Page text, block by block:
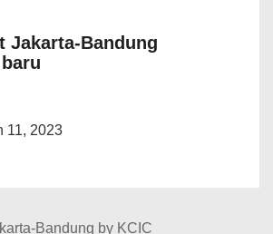
Jakarta-Bandung
11, 2023